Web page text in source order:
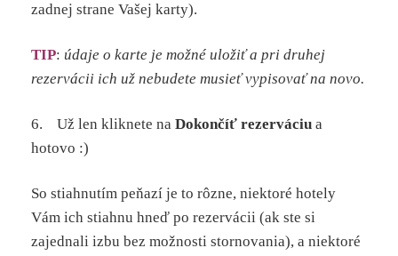
zadnej strane Vašej karty).
TIP:údaje o karte je možné uložiť a pri druhej
rezervácii ich už nebudete musieť vypisovať na novo.
6. Už len kliknete naDokončíť rezerváciua
hotovo :)
So stiahnutím peňazí je to rôzne, niektoré hotely
Vám ich stiahnu hneď po rezervácii (ak ste si
zajednali izbu bez možnosti stornovania), a niektoré